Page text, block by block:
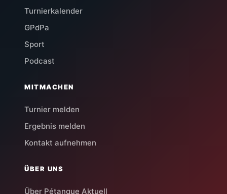
Turnierkalender
GPdPa
Sport
Podcast
MITMACHEN
Turnier melden
Ergebnis melden
Kontakt aufnehmen
ÜBER UNS
Über Pétanque Aktuell